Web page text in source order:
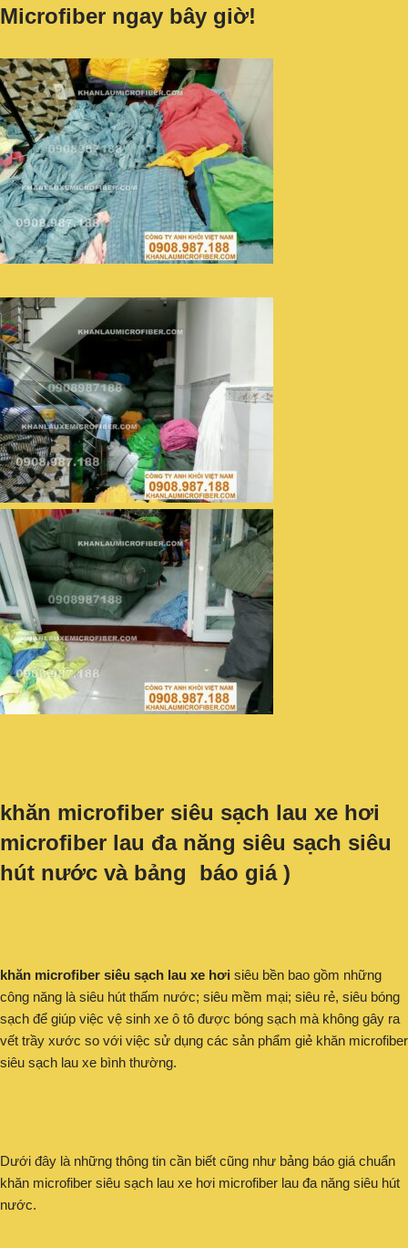
Microfiber ngay bây giờ!
khăn microfiber siêu sạch lau xe hơi
microfiber lau đa năng siêu sạch siêu
hút nước và bảng báo giá )
khăn microfiber siêu sạch lau xe hơi siêu bền bao gồm những
công năng là siêu hút thấm nước; siêu mềm mại; siêu rẻ, siêu bóng
sạch để giúp việc vệ sinh xe ô tô được bóng sạch mà không gây ra
vết trầy xước so với việc sử dụng các sản phẩm giẻ khăn microfiber
siêu sạch lau xe bình thường.
Dưới đây là những thông tin cần biết cũng như bảng báo giá chuẩn
khăn microfiber siêu sạch lau xe hơi microfiber lau đa năng siêu hút
nước.